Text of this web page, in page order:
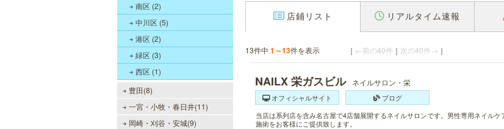
南区 (2)
中川区 (5)
港区 (2)
緑区 (3)
西区 (1)
豊田(8)
一宮・小牧・春日井(11)
岡崎・刈谷・安城(9)
店鋪リスト リアルタイム速報
13件中 1～13件を表示 ｜ ←前の40件 ｜ 次の40件→ ｜
NAILX 栄ガスビル ネイルサロン・栄
オフィシャルサイト
ブログ
当店は系列店を含み名古屋で4店舗展開するネイルサロンです。男性専用ネイル
施術をお客様にご提供致します。